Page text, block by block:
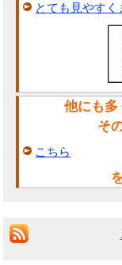
とても見やす
他にも多
そ
こちら